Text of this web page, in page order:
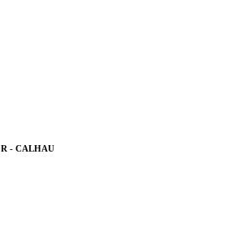
- CALHAU